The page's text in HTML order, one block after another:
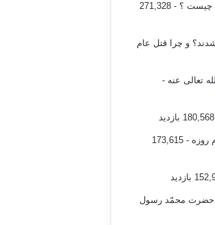
چیست ؟
- 271,328
و چرا قتل عام
تعالی عنه -
روزه
- 173,615
حضرت محمّد رسول